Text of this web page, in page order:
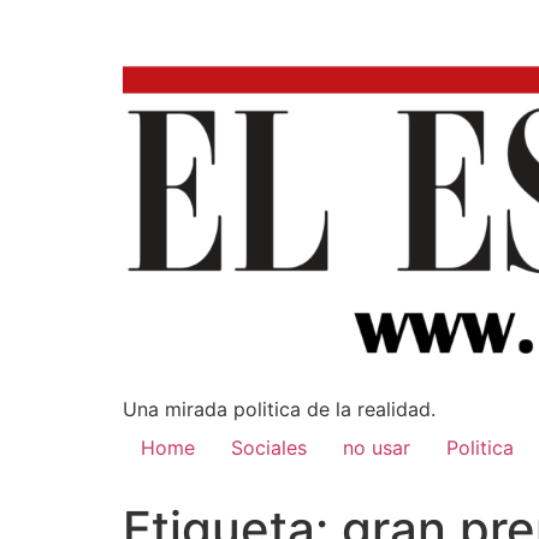
Una mirada poli­tica de la realidad.
Home
Sociales no usar Politica